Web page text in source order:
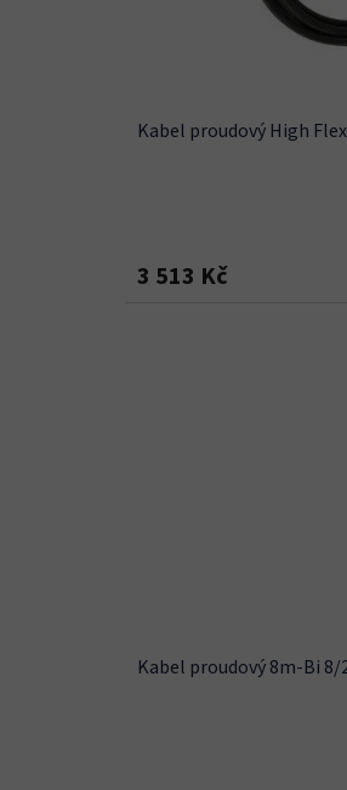
Kabel proudový High
3 513 Kč
Kabel proudový 8m-Bi 8/